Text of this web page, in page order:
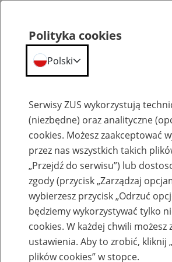
Emerytury
Baza zlikwidowanych
przekształconych
Polityka cookies
Polski
Serwisy ZUS wykorzystują
(niezbędne) oraz analityczne
cookies. Możesz zaakceptować
przez nas wszystkich takich
„Przejdź do serwisu”) lub
zgody (przycisk „Zarządzaj
wybierzesz przycisk „Odrzuć
będziemy wykorzystywać tylko
cookies. W każdej chwili możesz
ustawienia. Aby to zrobić, kliknij
plików cookies” w stopce.